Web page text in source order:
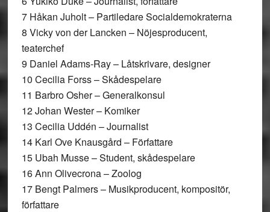
7 Håkan Juholt – Partiledare Socialdemokraterna
8 Vicky von der Lancken – Nöjesproducent,
teaterchef
9 Daniel Adams-Ray – Låtskrivare, designer
10 Cecilia Forss – Skådespelare
11 Barbro Osher – Generalkonsul
12 Johan Wester – Komiker
13 Cecilia Uddén – Journalist
14 Karl Ove Knausgård – Författare
15 Ubah Musse – Student, skådespelare
16 Ann Olivecrona – Zoolog
17 Bengt Palmers – Musikproducent, kompositör,
författare